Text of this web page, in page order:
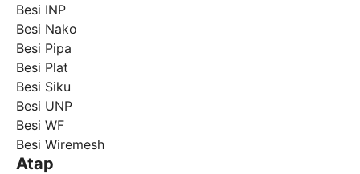
Besi INP
Besi Nako
Besi Pipa
Besi Plat
Besi Siku
Besi UNP
Besi WF
Besi Wiremesh
Atap